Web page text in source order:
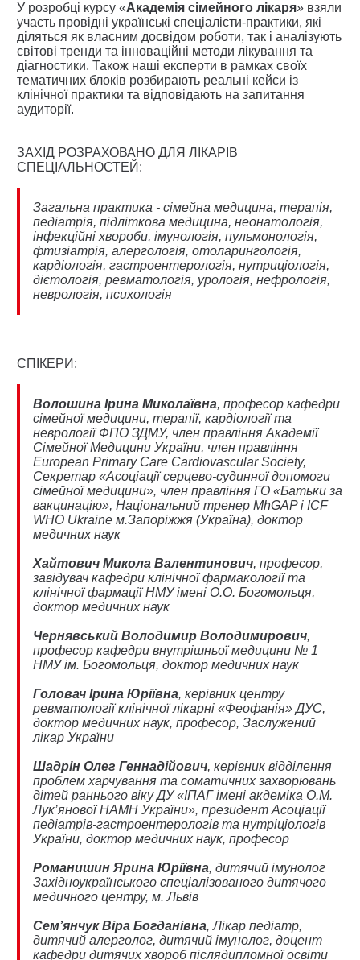
У розробці курсу «Академія сімейного лікаря» взяли
участь провідні українські спеціалісти-практики, які
діляться як власним досвідом роботи, так і аналізують
світові тренди та інноваційні методи лікування та
діагностики. Також наші експерти в рамках своїх
тематичних блоків розбирають реальні кейси із
клінічної практики та відповідають на запитання
аудиторії.
ЗАХІД РОЗРАХОВАНО ДЛЯ ЛІКАРІВ
СПЕЦІАЛЬНОСТЕЙ:
Загальна практика - сімейна медицина, терапія,
педіатрія, підліткова медицина, неонатологія,
інфекційні хвороби, імунологія, пульмонологія,
фтизіатрія, алергологія, отоларингологія,
кардіологія, гастроентерологія, нутриціологія,
дієтологія, ревматологія, урологія, нефрологія,
неврологія, психологія
СПІКЕРИ:
Волошина Ірина Миколаївна, професор кафедри
сімейної медицини, терапії, кардіології та
неврології ФПО ЗДМУ, член правління Академії
Сімейної Медицини України, член правління
European Primary Care Cardiovascular Society,
Секретар «Асоціації серцево-судинної допомоги
сімейної медицини», член правління ГО «Батьки за
вакцинацію», Національний тренер MhGAP і ICF
WHO Ukraine м.Запоріжжя (Україна), доктор
медичних наук
Хайтович Микола Валентинович, професор,
завідувач кафедри клінічної фармакології та
клінічної фармації НМУ імені О.О. Богомольця,
доктор медичних наук
Чернявський Володимир Володимирович,
професор кафедри внутрішньої медицини № 1
НМУ ім. Богомольця, доктор медичних наук
Головач Ірина Юріївна, керівник центру
ревматології клінічної лікарні «Феофанія» ДУС,
доктор медичних наук, професор, Заслужений
лікар України
Шадрін Олег Геннадійович, керівник відділення
проблем харчування та соматичних захворювань
дітей раннього віку ДУ «ІПАГ імені акдеміка О.М.
Лук’янової НАМН України», президент Асоціації
педіатрів-гастроентерологів та нутріціологів
України, доктор медичних наук, професор
Романишин Ярина Юріївна, дитячий імунолог
Західноукраїнського спеціалізованого дитячого
медичного центру, м. Львів
Сем’янчук Віра Богданівна, Лікар педіатр,
дитячий алерголог, дитячий імунолог, доцент
кафедри дитячих хвороб післядипломної освіти